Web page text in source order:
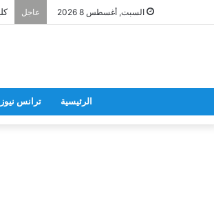
السبت, أغسطس 8 2026 عاجل
الرئيسية ترانس نيوز